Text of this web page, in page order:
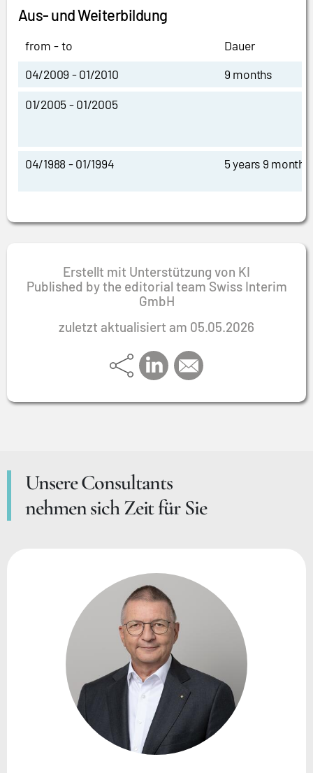
Aus- und Weiterbildung
from - to
Dauer
04/2009 - 01/2010
9 months
01/2005 - 01/2005
04/1988 - 01/1994 5 years 9 months
Erstellt mit Unterstützung von KI
Published by the editorial team Swiss Interim
GmbH
zuletzt aktualisiert am 05.05.2026
Unsere Consultants
nehmen sich Zeit für Sie